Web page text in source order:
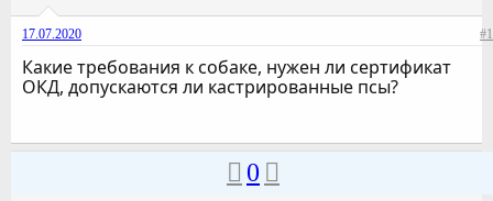
17.07.2020 #1
Какие требования к собаке, нужен ли сертификат
ОКД, допускаются ли кастрированные псы?
0